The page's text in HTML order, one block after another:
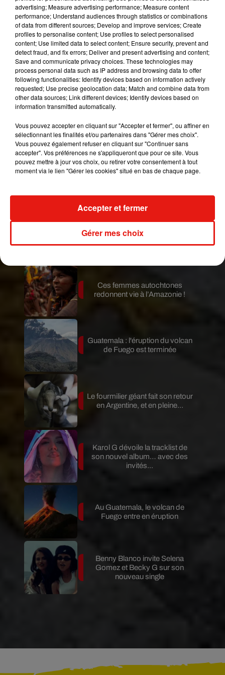
Contactée par France 3, la SNCF a confirmé la
verbalisation et l'amende mais n'a pas été en
mesure d'en expliquer les raisons."Sollicitation
de toute nature, cela veut dire que vous n'avez
pas le droit, dans un lieu public comme une gare,
de solliciter les personnes présentes, même pour
un sondage par exemple, sans autorisation. De
plus,la mendicité est interdite dans les lieux
c'est qu'il y avait une bonne raison de le faire. De
toute façon entre la personne verbalisée et le
policier, ce sera parole contre parole", a déclaré
l'entreprise. Mais à la suite de la parution de cette
affaire dans la presse,la direction régionale de la
part de l'équipe de la police ferroviaire. Voilà qui
finit bien !
Ces femmes autochtones
redonnent vie à l’Amazonie !
Guatemala : l'éruption du volcan
de Fuego est terminée
Le fourmilier géant fait son retour
en Argentine, et en pleine...
Karol G dévoile la tracklist de
son nouvel album… avec des
invités...
Au Guatemala, le volcan de
Fuego entre en éruption
Benny Blanco invite Selena
Gomez et Becky G sur son
nouveau single
advertising; Measure advertising performance; Measure content
performance; Understand audiences through statistics or combinations
of data from different sources; Develop and improve services; Create
profiles to personalise content; Use profiles to select personalised
content; Use limited data to select content; Ensure security, prevent and
detect fraud, and fix errors; Deliver and present advertising and content;
Save and communicate privacy choices. These technologies may
process personal data such as IP address and browsing data to offer
following functionalities: Identify devices based on information actively
requested; Use precise geolocation data; Match and combine data from
other data sources; Link different devices; Identify devices based on
information transmitted automatically.
Vous pouvez accepter en cliquant sur "Accepter et fermer", ou affiner en
sélectionnant les finalités et/ou partenaires dans "Gérer mes choix".
Vous pouvez également refuser en cliquant sur "Continuer sans
accepter". Vos préférences ne s'appliqueront que pour ce site. Vous
pouvez mettre à jour vos choix, ou retirer votre consentement à tout
moment via le lien "Gérer les cookies" situé en bas de chaque page.
Gérer mes choix
Accepter et fermer